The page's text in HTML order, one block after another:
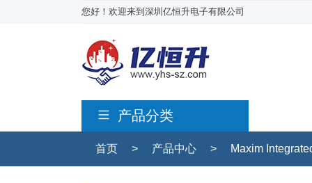
您好！欢迎来到深圳亿恒升电子有限公司
产品分类
首页 > 产品中心 > Maxim